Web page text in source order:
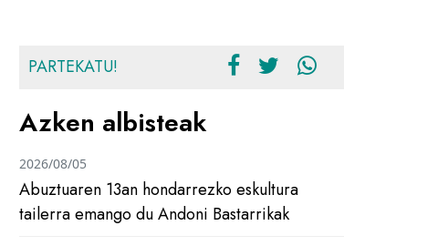
PARTEKATU!
Azken albisteak
Abuztuaren 13an hondarrezko eskultura
tailerra emango du Andoni Bastarrikak
2026/08/05